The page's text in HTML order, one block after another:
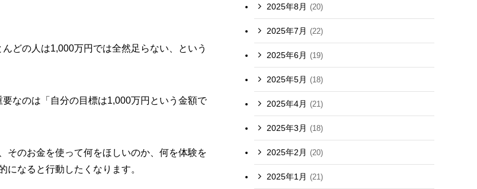
どの人は1,000万円では全然足らない、という
なのは「自分の目標は1,000万円という金額で
そのお金を使って何をほしいのか、何を体験を
になると行動したくなります。
2025年8月 (20)
2025年7月 (22)
2025年6月 (19)
2025年5月 (18)
2025年4月 (21)
2025年3月 (18)
2025年2月 (20)
2025年1月 (21)